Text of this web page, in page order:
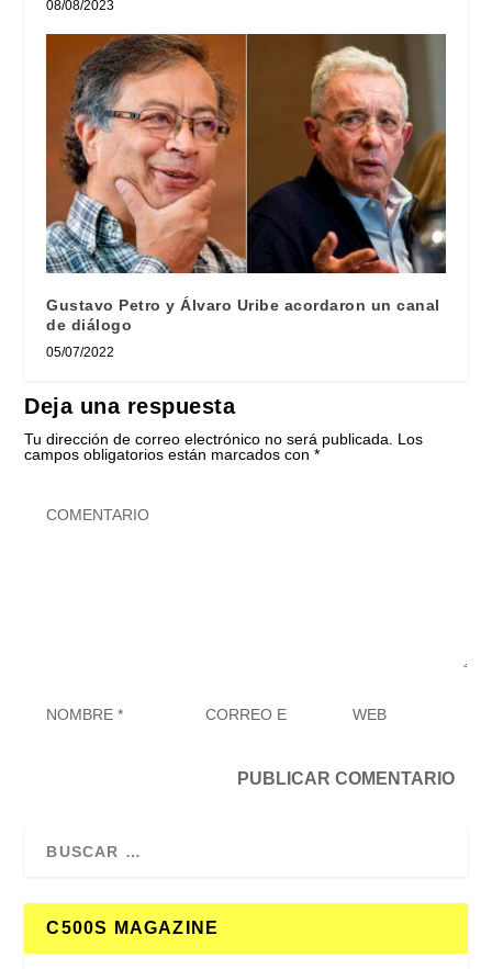
08/08/2023
Gustavo Petro y Álvaro Uribe acordaron un canal
de diálogo
05/07/2022
Deja una respuesta
Tu dirección de correo electrónico no será publicada.
Los
campos obligatorios están marcados con*
C500S MAGAZINE